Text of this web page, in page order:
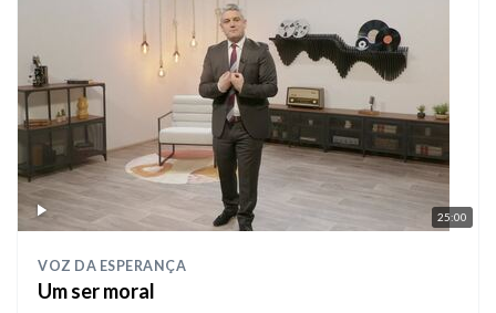
25:00
VOZ DA ESPERANÇA
Um ser moral